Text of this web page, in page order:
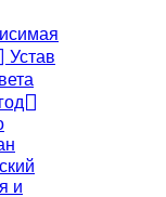
Устав
и